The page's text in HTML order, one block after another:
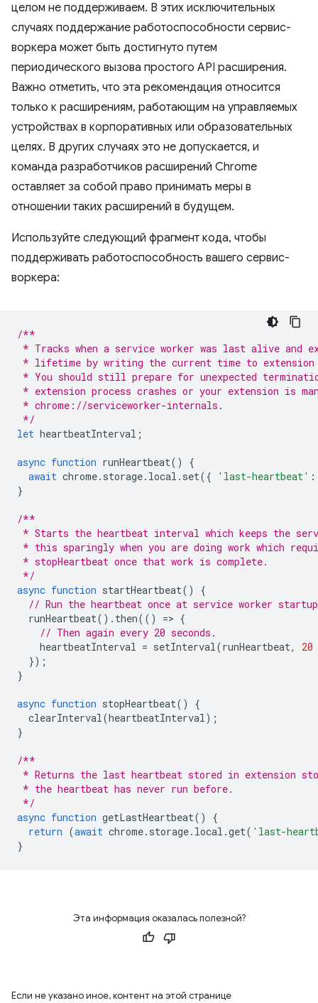
целом не поддерживаем. В этих исключительных
случаях поддержание работоспособности сервис-
воркера может быть достигнуто путем
периодического вызова простого API расширения.
Важно отметить, что эта рекомендация относится
только к расширениям, работающим на управляемых
устройствах в корпоративных или образовательных
целях. В других случаях это не допускается, и
команда разработчиков расширений Chrome
оставляет за собой право принимать меры в
отношении таких расширений в будущем.
Используйте следующий фрагмент кода, чтобы
поддерживать работоспособность вашего сервис-
воркера:
/**
* Tracks when a service worker was last alive and
* lifetime by writing the current time to extension
* You should still prepare for unexpected
* extension process crashes or your extension is
* chrome://serviceworker-internals.
*/
let heartbeatInterval ;
async function runHeartbeat()
{
await chrome. storage. local . set({ 'last-heartbeat' :
}
/**
* Starts the heartbeat interval which keeps the
* this sparingly when you are doing work which
* stopHeartbeat once that work is complete.
*/
async function startHeartbeat()
{
// Run the heartbeat once at service worker
runHeartbeat(). then(() => {
// Then again every 20 seconds.
heartbeatInterval = setInterval(runHeartbeat,
20
});
}
async function stopHeartbeat()
{
clearInterval(heartbeatInterval);
}
/**
* Returns the last heartbeat stored in extension
* the heartbeat has never run before.
*/
async function getLastHeartbeat()
{
return (await chrome. storage. local .get( 'last-
}
Эта информация оказалась полезной?
Если не указано иное, контент на этой странице